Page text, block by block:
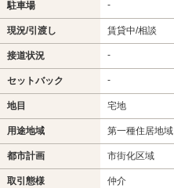
駐車場 -
現況/引渡し 賃貸中/相談
接道状況 -
セットバック -
地目 宅地
用途地域 第一種住居地域
都市計画 市街化区域
取引態様 仲介